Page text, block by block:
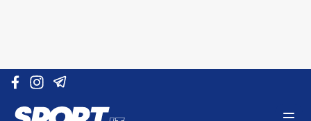
Vai al contenuto